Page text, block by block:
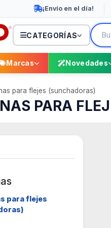
¡Envío en el día!
CATEGORÍAS
Marcas Novedades
para flejes (sunchadoras)
PARA
para flejes